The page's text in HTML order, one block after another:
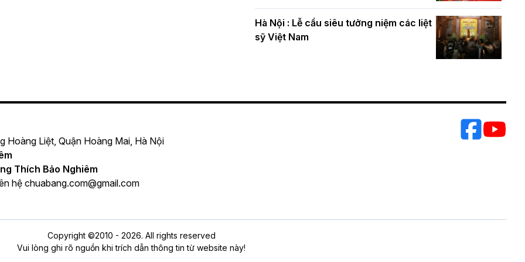
Hà Nội : Lễ cầu siêu tưởng niệm các liệt
sỹ Việt Nam
Liệt, Quận Hoàng Mai, Hà Nội
Thích Bảo Nghiêm
hệ chuabang.com@gmail.com
Copyright ©2010 - 2026. All rights reserved
Vui lòng ghi rõ nguồn khi trích dẫn thông tin từ website này!